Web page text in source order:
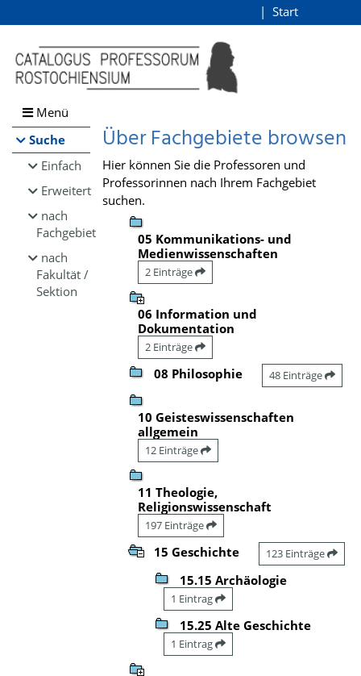
Browsen
direkt zum Inhalt
Start
Menü
Suche
Einfach
Erweitert
nach
Fachgebiet
nach
Fakultät /
Sektion
Über Fachgebiete browsen
Hier können Sie die Professoren und
Professorinnen nach Ihrem Fachgebiet
suchen.
05 Kommunikations- und
Medienwissenschaften
2 Einträge
06 Information und
Dokumentation
2 Einträge
08 Philosophie 48 Einträge
10 Geisteswissenschaften
allgemein
12 Einträge
11 Theologie,
Religionswissenschaft
197 Einträge
15 Geschichte 123 Einträge
15.15 Archäologie
1 Eintrag
15.25 Alte Geschichte
1 Eintrag